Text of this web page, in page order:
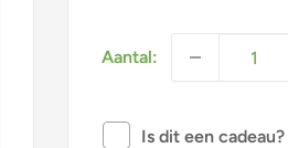
Aantal:
Is dit een cadeau?